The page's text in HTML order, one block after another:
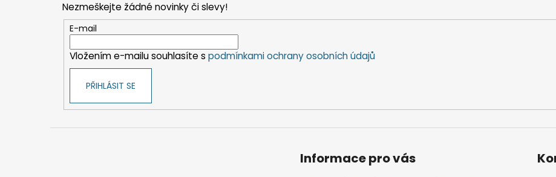
Nezmeškejte žádné novinky či slevy!
E-mail
Vložením e-mailu souhlasíte s podmínkami ochrany osobních údajů
PŘIHLÁSIT SE
Informace pro vás